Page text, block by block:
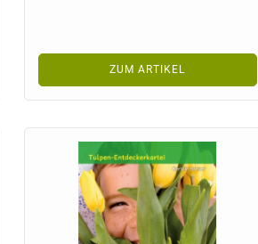
ZUM ARTIKEL